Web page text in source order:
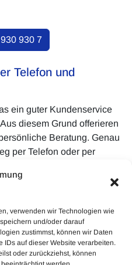
verwenden wir Technologien wie
und/oder darauf
zustimmst, können wir Daten
IDs auf dieser Website verarbeiten.
oder zurückziehst, können
930 7
Telefon und
ein guter Kundenservice
diesem Grund offerieren
Beratung. Genau
per Telefon oder per
dann kontaktieren Sie als
unkompliziert. Wir